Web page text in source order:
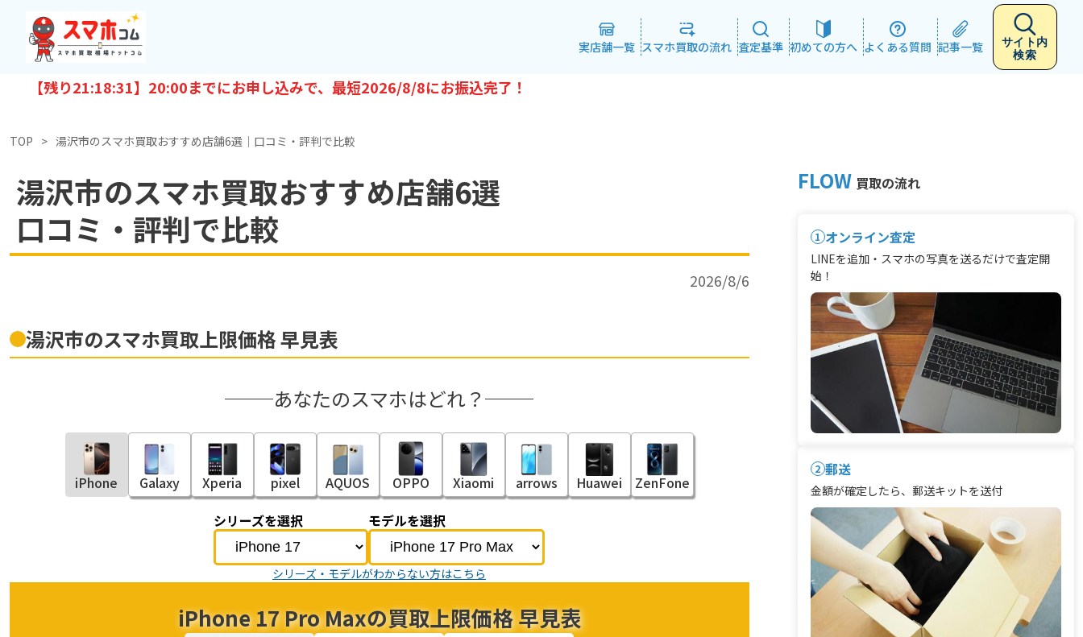
実店舗一覧 スマホ買取の流れ 査定基準 初めての方へ よくある質問 記事一覧
サイト内
検索
【残り21:18:29】20:00までにお申し込みで、最短2026/8/8にお振込完了！
TOP 湯沢市のスマホ買取おすすめ店舗6選｜口コミ・評判で比較
湯沢市のスマホ買取おすすめ店舗6選
口コミ・評判で比較
2026/8/6
湯沢市のスマホ買取上限価格 早見表
あなたのスマホはどれ？
iPhone Galaxy Xperia pixel AQUOS OPPO Xiaomi arrows Huawei
ZenFone
シリーズを選択
モデルを選択
シリーズ・モデルがわからない方はこちら
iPhone 17 Pro Maxの買取上限価格 早見表
FLOW 買取の流れ
1 オンライン査定
LINEを追加・スマホの写真を送るだけで査定開
始！
2 郵送
金額が確定したら、郵送キットを送付